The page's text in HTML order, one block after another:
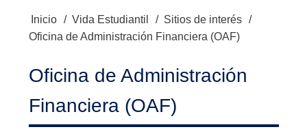
Principal
Ruta
de
navegación
Inicio Vida Estudiantil
Sitios de interés
Oficina de Administración Financiera (OAF)
Oficina de Administración
Financiera (OAF)